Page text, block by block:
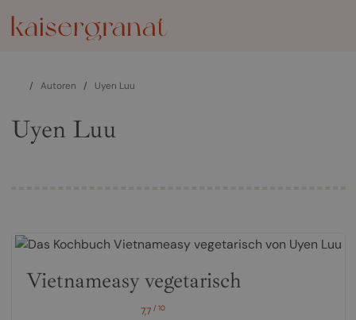
/ Autoren / Uyen Luu
Uyen Luu
Vietnameasy vegetarisch
7,7/ 10